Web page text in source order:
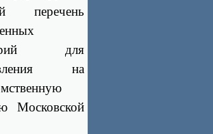
перечень
для
на
Московской